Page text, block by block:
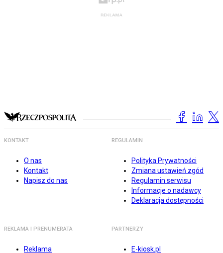
KONTAKT
O nas
Kontakt
Napisz do nas
REGULAMIN
Polityka Prywatności
Zmiana ustawień zgód
Regulamin serwisu
Informacje o nadawcy
Deklaracja dostępności
REKLAMA I PRENUMERATA
Reklama
PARTNERZY
E-kiosk.pl